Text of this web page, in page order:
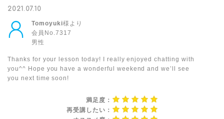
2021.07.10
Tomoyuki様より
会員No.7317
男性
Thanks for your lesson today! I really enjoyed chatting with
you^^ Hope you have a wonderful weekend and we’ll see
you next time soon!
満足度：
再受講したい：